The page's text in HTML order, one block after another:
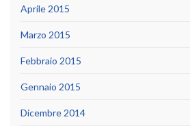
Aprile 2015
Marzo 2015
Febbraio 2015
Gennaio 2015
Dicembre 2014